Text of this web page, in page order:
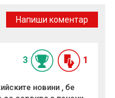
Напиши коментар
3 1
новини , бе